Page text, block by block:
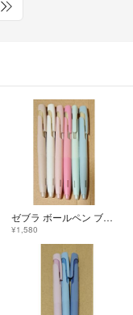
ゼブラ ボールペン ブレン blen 限定カラー軸 6本セット
¥1,580